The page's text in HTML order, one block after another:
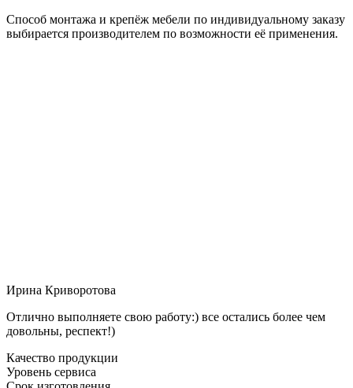
Способ монтажа и крепёж мебели по индивидуальному заказу
выбирается производителем по возможности её применения.
Ирина Криворотова
Отлично выполняете свою работу:) все остались более чем
довольны, респект!)
Качество продукции
Уровень сервиса